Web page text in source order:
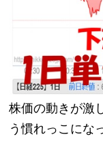
株価の動きが激
う慣れっこにな